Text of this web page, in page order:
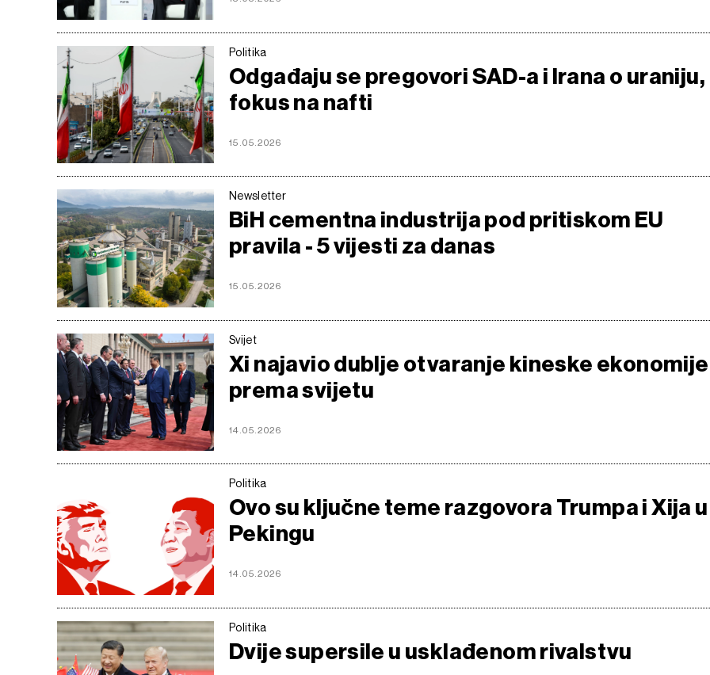
Politika
Odgađaju se pregovori SAD-a i Irana o uraniju,
fokus na nafti
15.05.2026
Newsletter
BiH cementna industrija pod pritiskom EU
pravila - 5 vijesti za danas
15.05.2026
Svijet
Xi najavio dublje otvaranje kineske ekonomije
prema svijetu
14.05.2026
Politika
Ovo su ključne teme razgovora Trumpa i Xija u
Pekingu
14.05.2026
Politika
Dvije supersile u usklađenom rivalstvu